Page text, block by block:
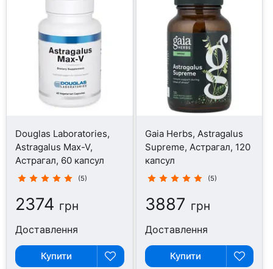
Douglas Laboratories,
Astragalus Max-V,
Астрагал, 60 капсул
(5)
2374 грн
Доставлення
Купити
Gaia Herbs, Astragalus
Supreme, Астрагал, 120
капсул
(5)
3887 грн
Доставлення
Купити